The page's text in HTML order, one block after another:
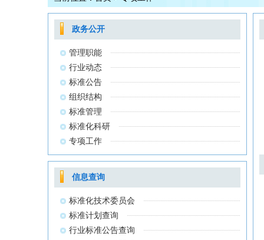
政务公开
管理职能
行业动态
标准公告
组织结构
标准管理
标准化科研
专项工作
信息查询
标准化技术委员会
标准计划查询
行业标准公告查询